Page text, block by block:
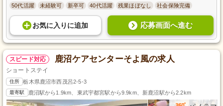
50代活躍 未経験可 新卒可 40代活躍 残業ほぼなし 社会保険完備
お気に入り に追加 応募画面へ進む
スピード対応 鹿沼ケアセンターそよ風の求人
ショートステイ
住所 栃木県鹿沼市西茂呂2-5-3
最寄駅 鹿沼駅から1.9km、東武宇都宮駅から9.9km、新鹿沼駅から2.2km